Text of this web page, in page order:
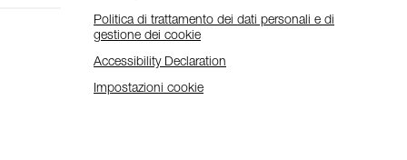
Politica di trattamento dei dati personali e di
gestione dei cookie
Accessibility Declaration
Impostazioni cookie